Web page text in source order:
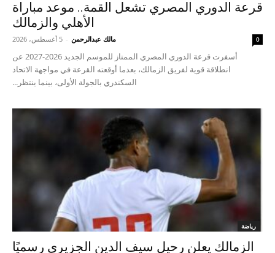
قرعة الدوري المصري تشعل القمة.. موعد مباراة
الأهلي والزمالك
مالك عبدالرحمن - 5 أغسطس، 2026 0
أسفرت قرعة الدوري المصري الممتاز للموسم الجديد 2026-2027 عن
انطلاقة قوية لفريق الزمالك، بعدما أوقعته القرعة في مواجهة الاتحاد
السكندري بالجولة الأولى، بينما ينتظر...
رياضة
الزمالك يعلن رحيل سيف الدين الجزيري رسميًا